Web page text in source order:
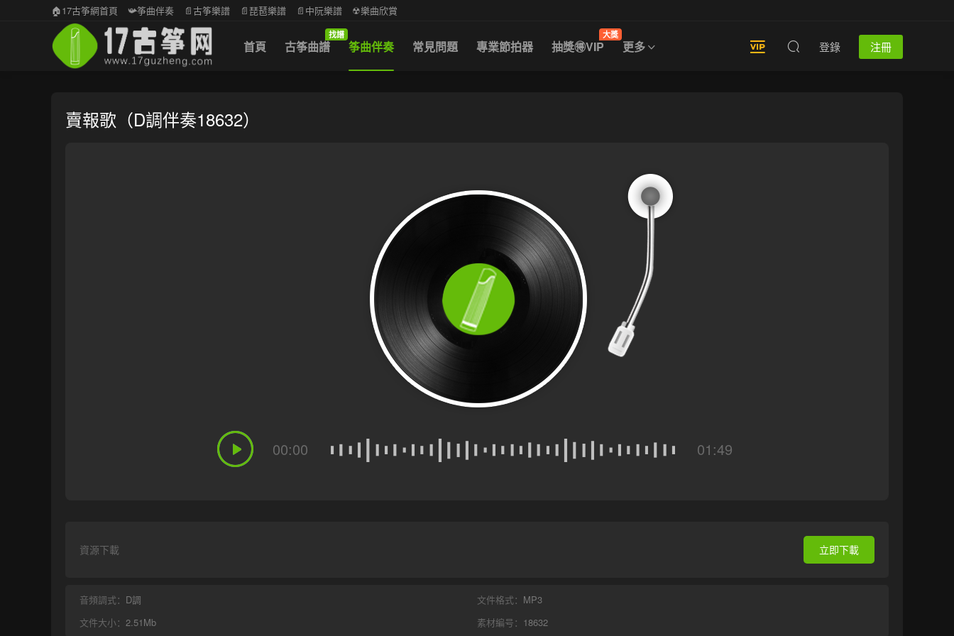
首頁 古筝曲譜
找譜
筝曲伴奏 常見問題 專業節拍器 抽獎🉐VIP
大獎
更多 登錄 注冊
🏠17古筝網首頁 📯筝曲伴奏 📄古筝樂譜 📄琵琶樂譜 📄中阮樂譜 ☢樂曲欣賞
賣報歌（D調伴奏18632）
00:00 01:49
資源下載 立即下載
音頻調式： D調 文件格式： MP3
文件大小： 2.51Mb 素材編号： 18632